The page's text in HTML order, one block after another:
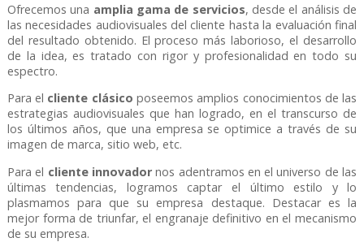
Ofrecemos una amplia gama de servicios, desde el análisis de
las necesidades audiovisuales del cliente hasta la evaluación final
del resultado obtenido. El proceso más laborioso, el desarrollo
de la idea, es tratado con rigor y profesionalidad en todo su
espectro.
Para el cliente clásico poseemos amplios conocimientos de las
estrategias audiovisuales que han logrado, en el transcurso de
los últimos años, que una empresa se optimice a través de su
imagen de marca, sitio web, etc.
Para el cliente innovadornos adentramos en el universo de las
últimas tendencias, logramos captar el último estilo y lo
plasmamos para que su empresa destaque. Destacar es la
mejor forma de triunfar, el engranaje definitivo en el mecanismo
de su empresa.